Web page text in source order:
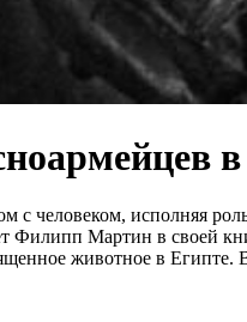
человеком, исполняя
Мартин в своей
животное в